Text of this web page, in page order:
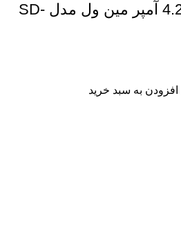
مبدل 48 به 24 ولت 4.2 آمپر مین ول مدل SD-
افزودن به سبد خرید